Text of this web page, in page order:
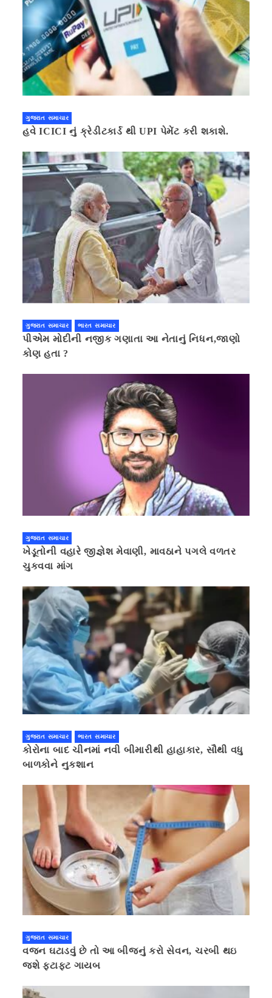
ગુજરાત સમાચાર
હવે ICICI નું ક્રેડીટકાર્ડ થી UPI પેમેંટ કરી શકાશે.
ગુજરાત સમાચાર ભારત સમાચાર
પીએમ મોદીની નજીક ગણાતા આ નેતાનું નિધન,જાણો
કોણ હતા ?
ગુજરાત સમાચાર
ખેડૂતોની વહારે જીજ્ઞેશ મેવાણી, માવઠાને પગલે વળતર
ચુકવવા માંગ
ગુજરાત સમાચાર ભારત સમાચાર
કોરોના બાદ ચીનમાં નવી બીમારીથી હાહાકાર, સૌથી વધુ
બાળકોને નુકશાન
ગુજરાત સમાચાર
વજન ઘટાડવું છે તો આ બીજનું કરો સેવન, ચરબી થઇ
જશે ફટાફટ ગાયબ